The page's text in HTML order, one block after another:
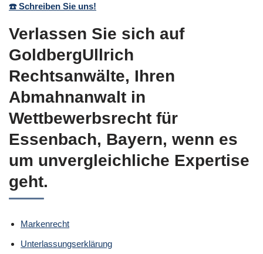
☎️ Schreiben Sie uns!
Verlassen Sie sich auf
GoldbergUllrich
Rechtsanwälte, Ihren
Abmahnanwalt in
Wettbewerbsrecht für
Essenbach, Bayern, wenn es
um unvergleichliche Expertise
geht.
Markenrecht
Unterlassungserklärung